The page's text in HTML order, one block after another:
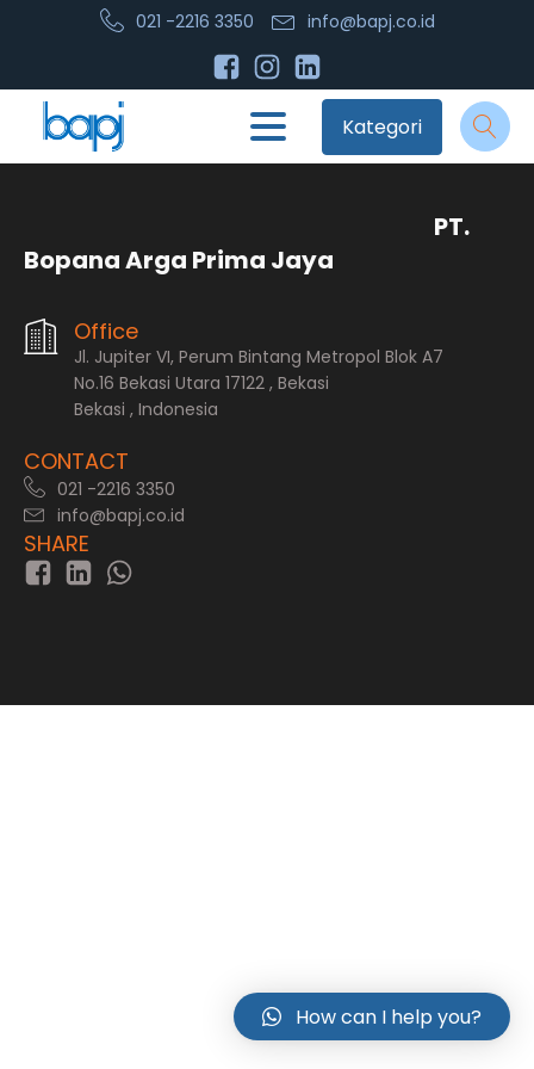
021 -2216 3350 info@bapj.co.id
Kategori
PT.
Bopana Arga Prima Jaya
Office
Jl. Jupiter VI, Perum Bintang Metropol Blok A7
No.16 Bekasi Utara 17122 , Bekasi
Bekasi , Indonesia
CONTACT
021 -2216 3350
info@bapj.co.id
SHARE
How can I help you?